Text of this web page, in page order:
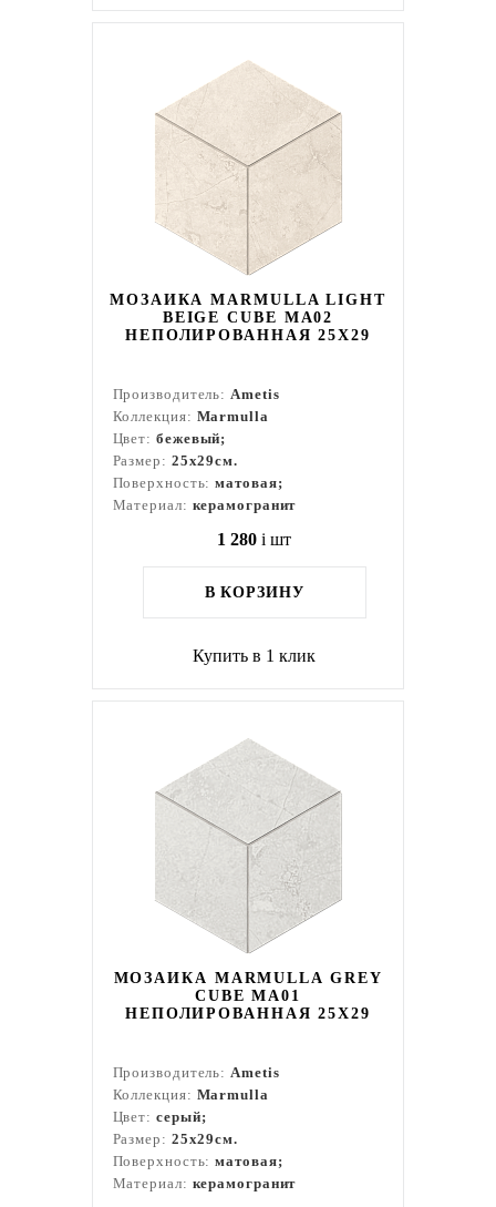
МОЗАИКА MARMULLA LIGHT
BEIGE CUBE MA02
НЕПОЛИРОВАННАЯ 25X29
Производитель:Ametis
Коллекция: Marmulla
Цвет: бежевый;
Размер: 25x29см.
Поверхность:матовая;
Материал: керамогранит
1 280 i шт
В КОРЗИНУ
Купить в 1 клик
МОЗАИКА MARMULLA GREY
CUBE MA01
НЕПОЛИРОВАННАЯ 25X29
Производитель:Ametis
Коллекция: Marmulla
Цвет: серый;
Размер: 25x29см.
Поверхность:матовая;
Материал: керамогранит